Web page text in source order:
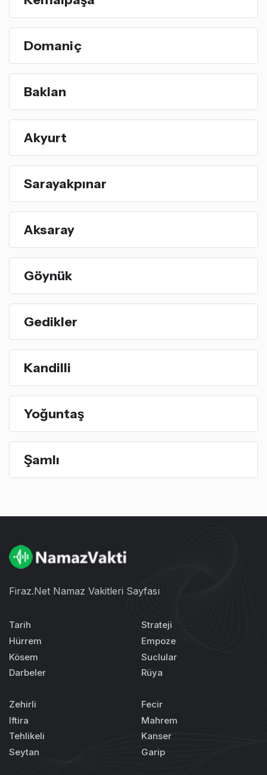
Domaniç
Baklan
Akyurt
Sarayakpınar
Aksaray
Göynük
Gedikler
Kandilli
Yoğuntaş
Şamlı
Firaz.Net Namaz Vakitleri Sayfası
Tarih
Hürrem
Kösem
Darbeler
Strateji
Empoze
Suclular
Rüya
Zehirli
Iftira
Tehlikeli
Seytan
Fecir
Mahrem
Kanser
Garip